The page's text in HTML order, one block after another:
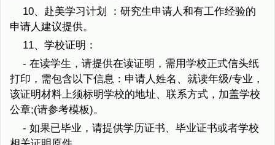
10、赴美学习计划 ：研究生申请人和有工作经验的
申请人建议提供。
11、学校证明：
- 在读学生，请提供在读证明，需用学校正式信头纸
打印，需包含以下信息：申请人姓名、就读年级/专业，
该证明材料上须标明学校的地址、联系方式，加盖学校
公章;(请参考模板)。
- 如果已毕业，请提供学历证书、毕业证书或者学校